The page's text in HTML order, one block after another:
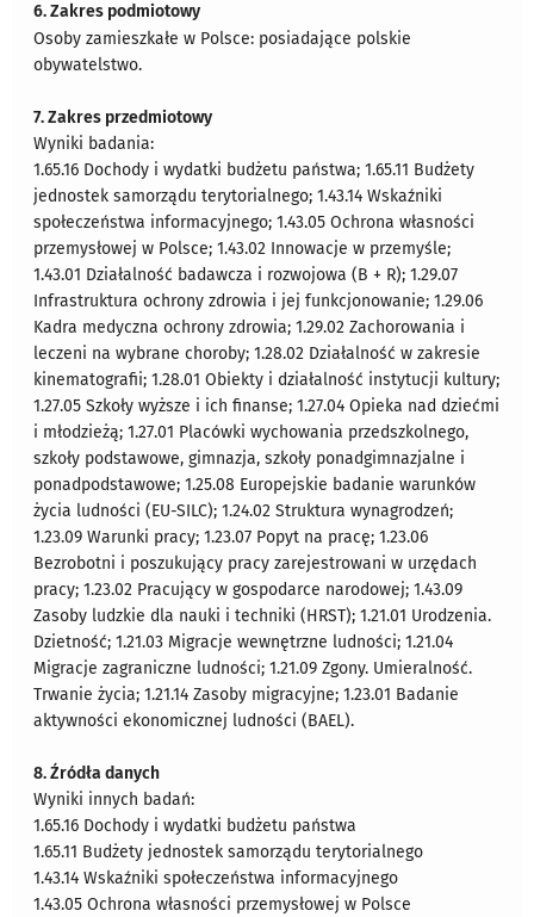
6. Zakres podmiotowy
Osoby zamieszkałe w Polsce: posiadające polskie
obywatelstwo.
7. Zakres przedmiotowy
Wyniki badania:
1.65.16 Dochody i wydatki budżetu państwa; 1.65.11 Budżety
jednostek samorządu terytorialnego; 1.43.14 Wskaźniki
społeczeństwa informacyjnego; 1.43.05 Ochrona własności
przemysłowej w Polsce; 1.43.02 Innowacje w przemyśle;
1.43.01 Działalność badawcza i rozwojowa (B + R); 1.29.07
Infrastruktura ochrony zdrowia i jej funkcjonowanie; 1.29.06
Kadra medyczna ochrony zdrowia; 1.29.02 Zachorowania i
leczeni na wybrane choroby; 1.28.02 Działalność w zakresie
kinematografii; 1.28.01 Obiekty i działalność instytucji kultury;
1.27.05 Szkoły wyższe i ich finanse; 1.27.04 Opieka nad dziećmi
i młodzieżą; 1.27.01 Placówki wychowania przedszkolnego,
szkoły podstawowe, gimnazja, szkoły ponadgimnazjalne i
ponadpodstawowe; 1.25.08 Europejskie badanie warunków
życia ludności (EU-SILC); 1.24.02 Struktura wynagrodzeń;
1.23.09 Warunki pracy; 1.23.07 Popyt na pracę; 1.23.06
Bezrobotni i poszukujący pracy zarejestrowani w urzędach
pracy; 1.23.02 Pracujący w gospodarce narodowej; 1.43.09
Zasoby ludzkie dla nauki i techniki (HRST); 1.21.01 Urodzenia.
Dzietność; 1.21.03 Migracje wewnętrzne ludności; 1.21.04
Migracje zagraniczne ludności; 1.21.09 Zgony. Umieralność.
Trwanie życia; 1.21.14 Zasoby migracyjne; 1.23.01 Badanie
aktywności ekonomicznej ludności (BAEL).
8. Źródła danych
Wyniki innych badań:
1.65.16 Dochody i wydatki budżetu państwa
1.65.11 Budżety jednostek samorządu terytorialnego
1.43.14 Wskaźniki społeczeństwa informacyjnego
1.43.05 Ochrona własności przemysłowej w Polsce